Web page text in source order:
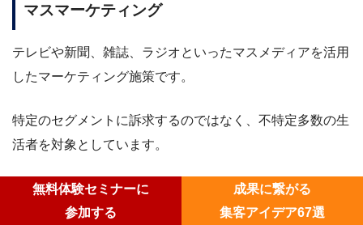
マスマーケティング
テレビや新聞、雑誌、ラジオといったマスメディアを活用
したマーケティング施策です。
特定のセグメントに訴求するのではなく、不特定多数の生
活者を対象としています。
幅広い顧客層に認知を広げられることから、年齢や性別を
問わず顧客になり得る商材に適した施策といえるでしょ
無料体験セミナーに
参加する
成果に繋がる
集客アイデア67選